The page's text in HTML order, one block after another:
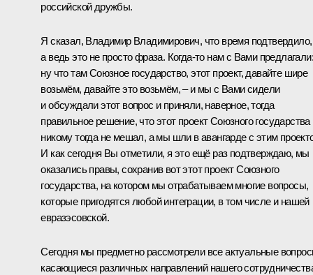
российской дружбы.
Я сказал, Владимир Владимирович, что время подтвердило,
а ведь это не просто фраза. Когда‑то нам с Вами предлагали:
ну что там Союзное государство, этот проект, давайте шире
возьмём, давайте это возьмём, – и мы с Вами сидели
и обсуждали этот вопрос и приняли, наверное, тогда
правильное решение, что этот проект Союзного государства
никому тогда не мешал, а мы шли в авангарде с этим
И как сегодня Вы отметили, я это ещё раз подтверждаю, мы
оказались правы, сохранив вот этот проект Союзного
государства, на котором мы отрабатываем многие вопросы,
которые пригодятся любой интеграции, в том числе и нашей
евразэсовской.
Сегодня мы предметно рассмотрели все актуальные
касающиеся различных направлений нашего